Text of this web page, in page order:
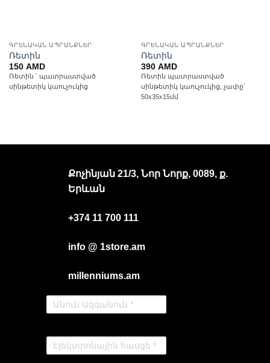
ԳՐԵՆԱԿԱՆ ԱՊՐԱՆՔՆԵՐ
Ռետին
150 AMD
Ռետին ՝ պատրաստված
սինթետիկ կաուչուկից
ԳՐԵՆԱԿԱՆ ԱՊՐԱՆՔՆԵՐ
Ռետին
390 AMD
Ռետին պատրաստված
սինթետիկ կաուչուկից, չափը՝
50x35x15մմ
Քոչինյան 21/3, Նոր Նորք, 0089, ք.
Երևան
+374 11 700 111
info @ 1store.am
millenniums.am